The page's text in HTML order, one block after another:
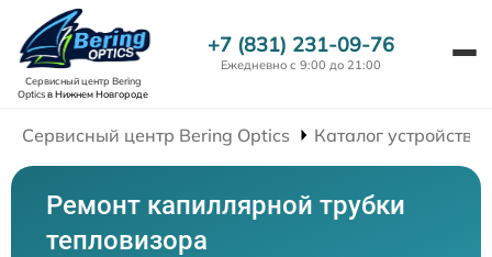
Сервисный центр Bering
Opticsв Нижнем Новгороде
+7 (831) 231-09-76
Ежедневно с 9:00 до 21:00
Сервисный центр Bering Optics Каталог устройств
Ремонт капиллярной трубки
тепловизора